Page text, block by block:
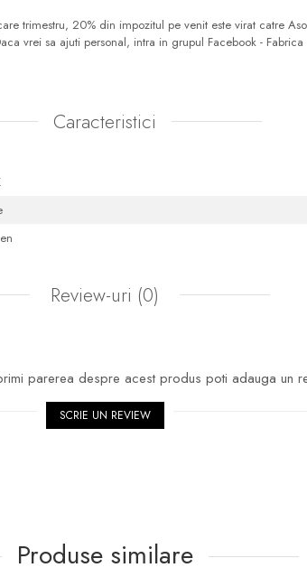
trimestru, 20% din impozitul pe venit este virat catre
vrei sa ajuti personal, intra in grupul Facebook -
Caracteristici
Review-uri (0)
parerea despre acest produs poti adauga un
SCRIE UN REVIEW
Produse similare